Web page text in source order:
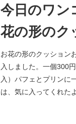
今日のワン
花の形のク
お花の形のクッション
入しました。一個300
入）パフェとプリンに
は、気に入ってくれた